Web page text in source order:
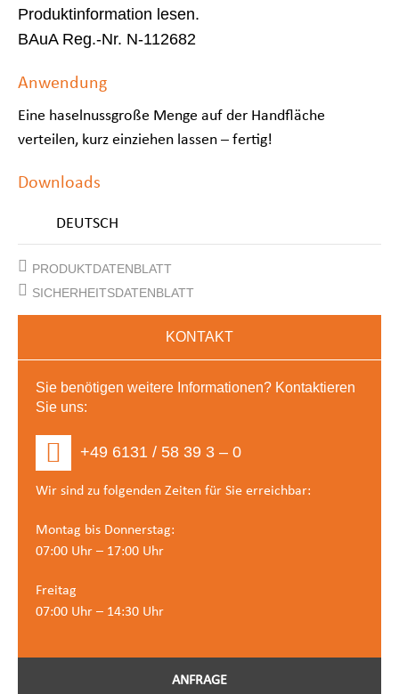
Produktinformation lesen.
BAuA Reg.-Nr. N-112682
Anwendung
Eine haselnussgroße Menge auf der Handfläche
verteilen, kurz einziehen lassen – fertig!
Downloads
DEUTSCH
PRODUKTDATENBLATT
SICHERHEITSDATENBLATT
KONTAKT
Sie benötigen weitere Informationen? Kontaktieren
Sie uns:
+49 6131 / 58 39 3 – 0
Wir sind zu folgenden Zeiten für Sie erreichbar:
Montag bis Donnerstag:
07:00 Uhr – 17:00 Uhr
Freitag
07:00 Uhr – 14:30 Uhr
ANFRAGE